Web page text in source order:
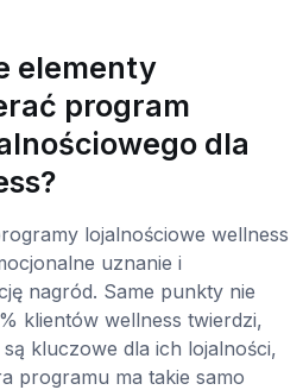
elementy
program
dla
lojalnościowe wellness
uznanie i
nagród. Same punkty nie
klientów wellness twierdzi,
kluczowe dla ich lojalności,
programu ma takie samo